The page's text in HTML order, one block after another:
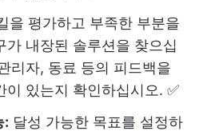
을 평가하고 부족한 부분을
가 내장된 솔루션을 찾으십
리자, 동료 등의 피드백을
이 있는지 확인하십시오. ✅
: 달성 가능한 목표를 설정하